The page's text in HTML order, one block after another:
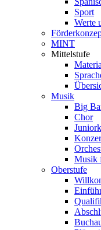
Sport
Werte
MINT
Mittelstufe
Musik
Big
Chor
Musik
Oberstufe